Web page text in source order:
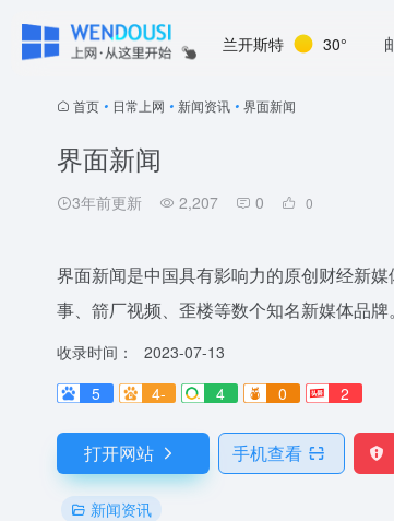
兰开斯特 30°
首页 • 日常上网 • 新闻资讯 • 界面新闻
界面新闻
3年前更新 2,207 0 0
界面新闻是中国具有影响力的原创财经新
事、箭厂视频、歪楼等数个知名新媒体品牌。
收录时间：
2023-07-13
5
4- 4 0 2
打开网站 手机查看
新闻资讯